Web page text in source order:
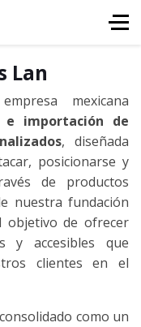
Lan
mexicana
e importación de
, diseñada
posicionarse y
de productos
nuestra fundación
objetivo de ofrecer
y accesibles que
clientes en el
como un